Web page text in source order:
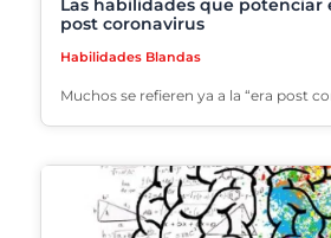
Las habilidades que potenciar
post coronavirus
Habilidades Blandas
Muchos se refieren ya a la “era post